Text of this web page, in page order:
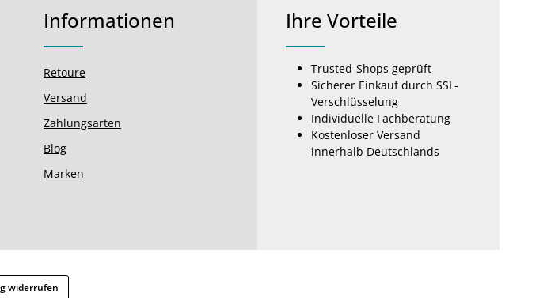
Informationen
Retoure
Versand
Zahlungsarten
Blog
Marken
Ihre Vorteile
Trusted-Shops geprüft
Sicherer Einkauf durch SSL-
Verschlüsselung
Individuelle Fachberatung
Kostenloser Versand
innerhalb Deutschlands
widerrufen